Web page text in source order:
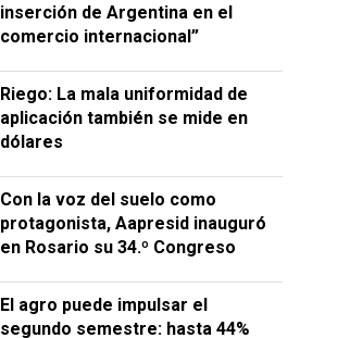
inserción de Argentina en el
comercio internacional”
Riego: La mala uniformidad de
aplicación también se mide en
dólares
Con la voz del suelo como
protagonista, Aapresid inauguró
en Rosario su 34.º Congreso
El agro puede impulsar el
segundo semestre: hasta 44%